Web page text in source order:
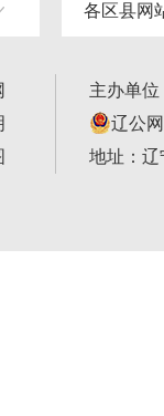
各区县网
主办单
辽公
地址：辽